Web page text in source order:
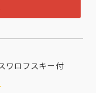
ワロフスキー付